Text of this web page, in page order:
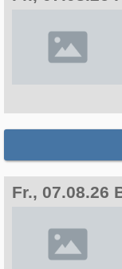
Fr., 07.08.26